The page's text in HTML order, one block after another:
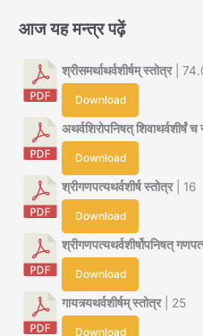
आज यह मन्त्र पढ़ें
श्रीसमर्थाथर्वशीर्षम् स्तोत्र|
Download
अथर्वशिरोपनिषत् शिवाथर्वशीर्षं च
Download
श्रीगणपत्यथर्वशीर्ष स्तोत्र| 16
Download
श्रीगणपत्यथर्वशीर्षोपनिषत्
Download
गायत्र्यथर्वशीर्षम् स्तोत्र| 25
Download